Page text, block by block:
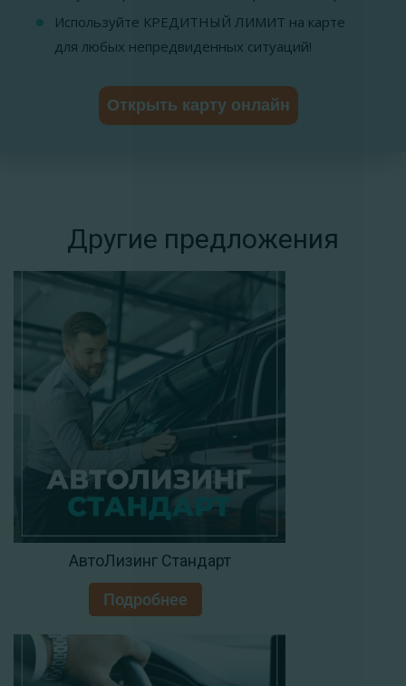
Используйте КРЕДИТНЫЙ ЛИМИТ на карте
для любых непредвиденных ситуаций!
Открыть карту онлайн
Другие предложения
АвтоЛизинг Стандарт
Подробнее